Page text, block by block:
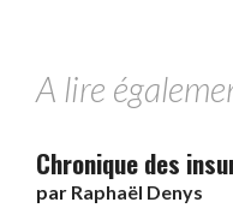
A lire
Chronique des
par Raphaël Denys